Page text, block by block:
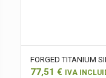
FORGED TITANIUM
77,51 € IVA